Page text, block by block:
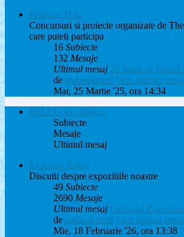
Proiecte TLG
Concursuri si proiecte organizate de
care puteti participa
16 Subiecte
132 Mesaje
Ultimul mesaj 25 Years of
de endaerkened Vezi ultimul
Mar, 25 Martie '25, ora 14:34
RoLUG vs. rolug.ro
Subiecte
Mesaje
Ultimul mesaj
Expozitii Rolug
Discutii despre expozitiile noastre
49 Subiecte
2690 Mesaje
Ultimul mesaj Calendar
de endaerkened Vezi ultimul
Mie, 18 Februarie '26, ora 13:38